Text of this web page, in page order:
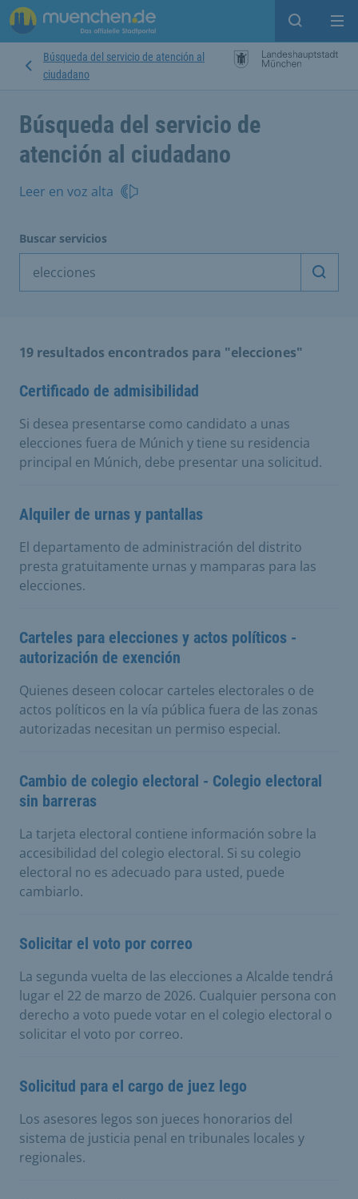
Open
Búsqueda del servicio de atención al
ciudadano
Búsqueda del servicio de
atención al ciudadano
Leer en voz alta
Buscar servicios
19 resultados encontrados para "elecciones"
Certificado de admisibilidad
Si desea presentarse como candidato a unas
elecciones fuera de Múnich y tiene su residencia
principal en Múnich, debe presentar una solicitud.
Alquiler de urnas y pantallas
El departamento de administración del distrito
presta gratuitamente urnas y mamparas para las
elecciones.
Carteles para elecciones y actos políticos -
autorización de exención
Quienes deseen colocar carteles electorales o de
actos políticos en la vía pública fuera de las zonas
autorizadas necesitan un permiso especial.
Cambio de colegio electoral - Colegio electoral
sin barreras
La tarjeta electoral contiene información sobre la
accesibilidad del colegio electoral. Si su colegio
electoral no es adecuado para usted, puede
cambiarlo.
Solicitar el voto por correo
La segunda vuelta de las elecciones a Alcalde tendrá
lugar el 22 de marzo de 2026. Cualquier persona con
derecho a voto puede votar en el colegio electoral o
solicitar el voto por correo.
Solicitud para el cargo de juez lego
Los asesores legos son jueces honorarios del
sistema de justicia penal en tribunales locales y
regionales.